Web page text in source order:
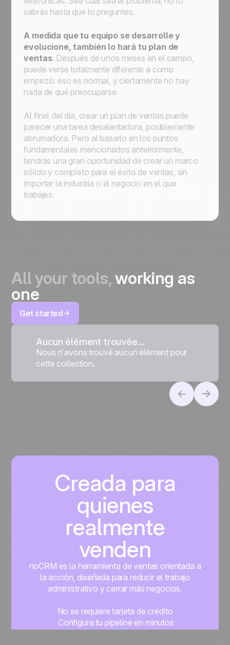
sabrás hasta que lo preguntes.
A medida que tu equipo se desarrolle y
evolucione, también lo hará tu plan de
ventas. Después de unos meses en el campo,
puede verse totalmente diferente a como
empezó: eso es normal, y ciertamente no hay
nada de qué preocuparse.
Al final del día, crear un plan de ventas puede
parecer una tarea desalentadora, posiblemente
abrumadora. Pero al basarlo en los puntos
fundamentales mencionados anteriormente,
tendrás una gran oportunidad de crear un marco
sólido y completo para el éxito de ventas, sin
importar la industria o el negocio en el que
trabajes.
All your tools,working as
one
Get started
Aucun élément trouvée...
Nous n’avons trouvé aucun élément pour
cette collection.
Creada para
quienes
realmente
venden
noCRM es la herramienta de ventas orientada a
la acción, diseñada para reducir el trabajo
administrativo y cerrar más negocios.
No se requiere tarjeta de crédito
Configura tu pipeline en minutos